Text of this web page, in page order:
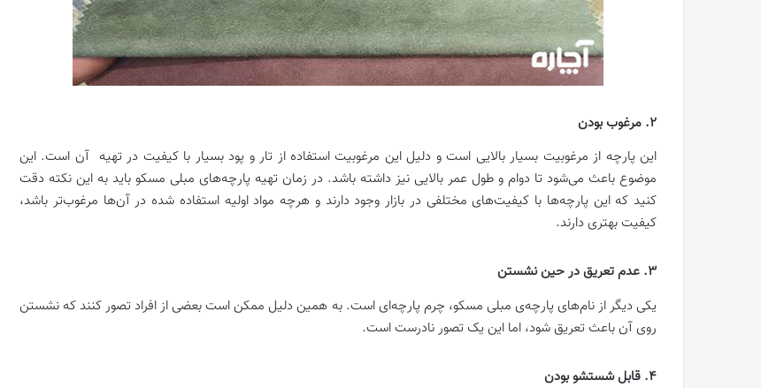
2. مرغوب بودن
این پارچه از مرغوبیت بسیار بالایی است و دلیل این مرغوبیت استفاده از تار و پود بسیار با کیفیت در تهیه آن است. این
موضوع باعث می‌شود تا دوام و طول عمر بالایی نیز داشته باشد. در زمان تهیه پارچه‌های مبلی مسکو باید به این نکته دقت
کنید که این پارچه‌ها با کیفیت‌های مختلفی در بازار وجود دارند و هرچه مواد اولیه استفاده شده در آن‌ها مرغوب‌تر باشد،
کیفیت بهتری دارند.
3. عدم تعریق در حین نشستن
یکی دیگر از نام‌های پارچه‌ی مبلی مسکو، چرم پارچه‌ای است. به همین دلیل ممکن است بعضی از افراد تصور کنند که نشستن
روی آن باعث تعریق شود، اما این یک تصور نادرست است.
4. قابل شستشو بودن